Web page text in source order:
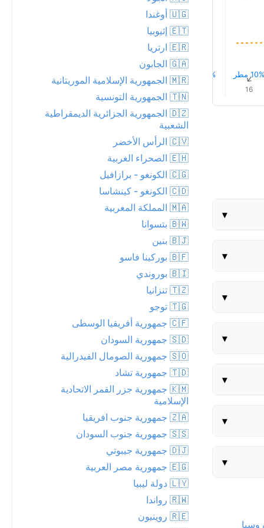
10% مطر↑
16
5% مطر 3% مطر ↑
↑
↑
▾
▾
▾
▾
▾
▾
▾
🇺🇬 أوغندا
🇪🇹 إثيوبيا
🇪🇷 ارتريا
🇬🇦 الجابون
🇲🇷 الجمهورية الإسلامية الموريتانية
🇹🇳 الجمهورية التونسية
🇩🇿 الجمهورية الجزائرية الديمقراطية
الشعبية
🇨🇻 الرأس الأخضر
🇪🇭 الصحراء الغربية
🇨🇬 الكونغو - برازافيل
🇨🇩 الكونغو - كينشاسا
🇲🇦 المملكة المغربية
🇧🇼 بتسوانا
🇧🇯 بنين
🇧🇫 بوركينا فاسو
🇧🇮 بوروندي
🇹🇿 تنزانيا
🇹🇬 توجو
🇨🇫 جمهورية أفريقيا الوسطى
🇸🇩 جمهورية السودان
🇸🇴 جمهورية الصومال الفيدرالية
🇹🇩 جمهورية تشاد
🇰🇲 جمهورية جزر القمر الاتحادية
الإسلامية
🇿🇦 جمهورية جنوب افريقيا
🇸🇸 جمهورية جنوب السودان
🇩🇯 جمهورية جيبوتي
🇪🇬 جمهورية مصر العربية
🇱🇾 دولة ليبيا
🇷🇼 رواندا
🇷🇪 روينيون